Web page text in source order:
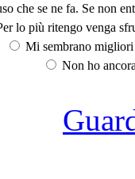
che se ne fa. Se non
lo più ritengo venga
Mi sembrano
Non ho